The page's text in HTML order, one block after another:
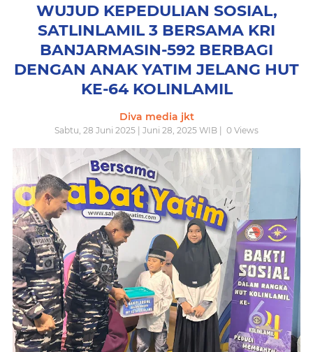
WUJUD KEPEDULIAN SOSIAL,
SATLINLAMIL 3 BERSAMA KRI
BANJARMASIN-592 BERBAGI
DENGAN ANAK YATIM JELANG HUT
KE-64 KOLINLAMIL
Diva media jkt
Sabtu, 28 Juni 2025 | Juni 28, 2025 WIB | 0 Views